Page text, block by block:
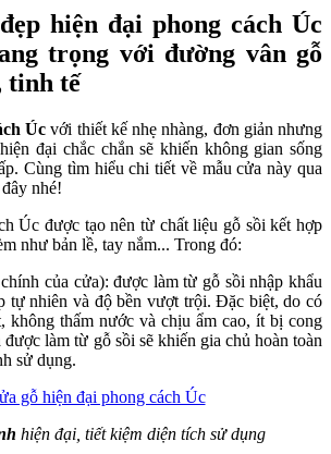
hiện đại phong cách Úc
trọng với đường vân gỗ
tinh tế
Úc với thiết kế nhẹ nhàng, đơn giản nhưng
đại chắc chắn sẽ khiến không gian sống
Cùng tìm hiểu chi tiết về mẫu cửa này qua
nhé!
Úc được tạo nên từ chất liệu gỗ sồi kết hợp
như bản lề, tay nắm... Trong đó:
của cửa): được làm từ gỗ sồi nhập khẩu
tự nhiên và độ bền vượt trội. Đặc biệt, do có
không thấm nước và chịu ẩm cao, ít bị cong
làm từ gỗ sồi sẽ khiến gia chủ hoàn toàn
sử dụng.
hiện đại, tiết kiệm diện tích sử dụng